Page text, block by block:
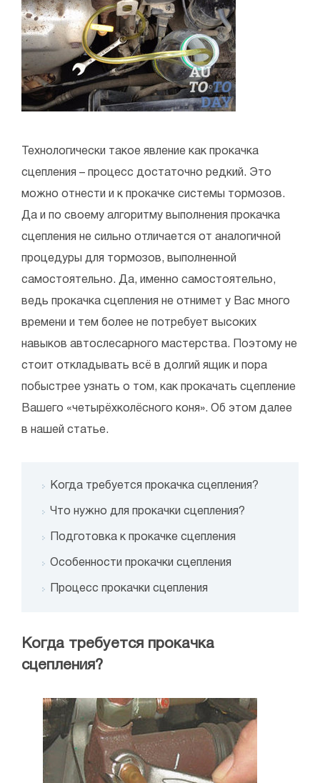
Технологически такое явление как прокачка
сцепления – процесс достаточно редкий. Это
можно отнести и к прокачке системы тормозов.
Да и по своему алгоритму выполнения прокачка
сцепления не сильно отличается от аналогичной
процедуры для тормозов, выполненной
самостоятельно. Да, именно самостоятельно,
ведь прокачка сцепления не отнимет у Вас много
времени и тем более не потребует высоких
навыков автослесарного мастерства. Поэтому не
стоит откладывать всё в долгий ящик и пора
побыстрее узнать о том, как прокачать сцепление
Вашего «четырёхколёсного коня». Об этом далее
в нашей статье.
Когда требуется прокачка сцепления?
Что нужно для прокачки сцепления?
Подготовка к прокачке сцепления
Особенности прокачки сцепления
Процесс прокачки сцепления
Когда требуется прокачка
сцепления?